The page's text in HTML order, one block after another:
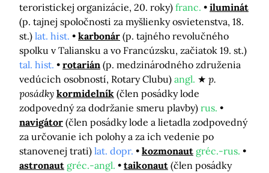
teroristickej organizácie, 20. roky) franc.
iluminát
(p. tajnej spoločnosti za myšlienky osvietenstva, 18.
st.) lat. hist. karbonár (p. tajného revolučného
spolku v Taliansku a vo Francúzsku, začiatok 19. st.)
tal. hist.
rotarián (p. medzinárodného združenia
vedúcich osobností, Rotary Clubu) angl.
p.
posádky kormidelník (člen posádky lode
zodpovedný za dodržanie smeru plavby) rus.
navigátor (člen posádky lode a lietadla zodpovedný
za určovanie ich polohy a za ich vedenie po
stanovenej trati) lat. dopr. kozmonaut gréc.-rus.
astronaut gréc.-angl. taikonaut (člen posádky